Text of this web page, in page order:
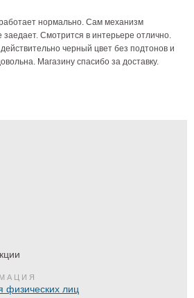
нормально. Сам механизм
Смотрится в интерьере отлично.
черный цвет без подтонов и
Магазину спасибо за доставку.
физических лиц